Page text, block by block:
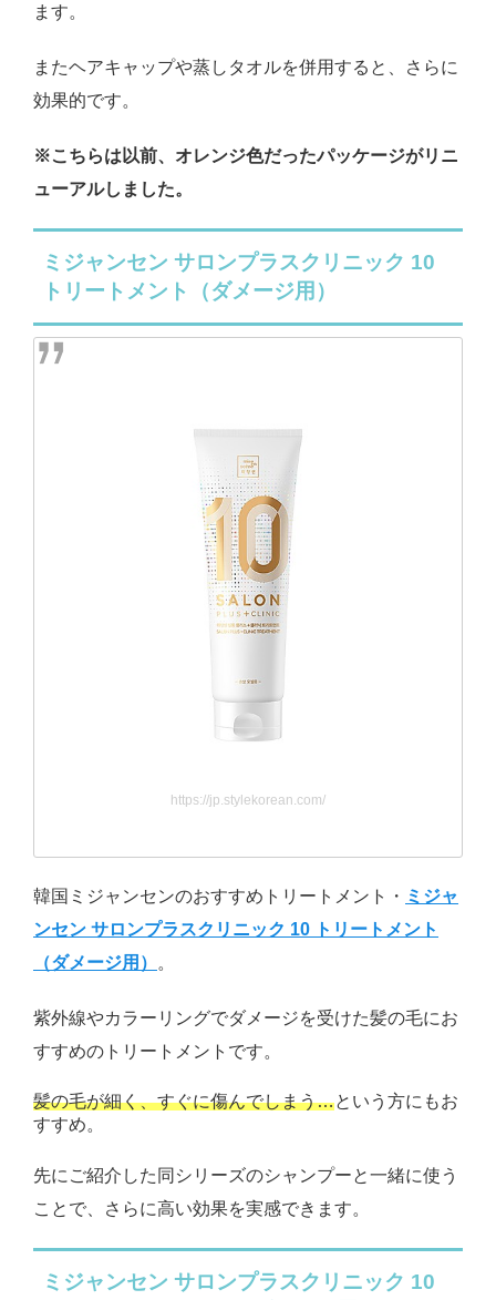
ます。
またヘアキャップや蒸しタオルを併用すると、さらに
効果的です。
※こちらは以前、オレンジ色だったパッケージがリニ
ューアルしました。
ミジャンセン サロンプラスクリニック 10
トリートメント（ダメージ用）
https://jp.stylekorean.com/
韓国ミジャンセンのおすすめトリートメント・ ミジャ
ンセン サロンプラスクリニック 10 トリートメント
（ダメージ用）
。
紫外線やカラーリングでダメージを受けた髪の毛にお
すすめのトリートメントです。
髪の毛が細く、すぐに傷んでしまう…という方にもお
すすめ。
先にご紹介した同シリーズのシャンプーと一緒に使う
ことで、さらに高い効果を実感できます。
ミジャンセン サロンプラスクリニック 10